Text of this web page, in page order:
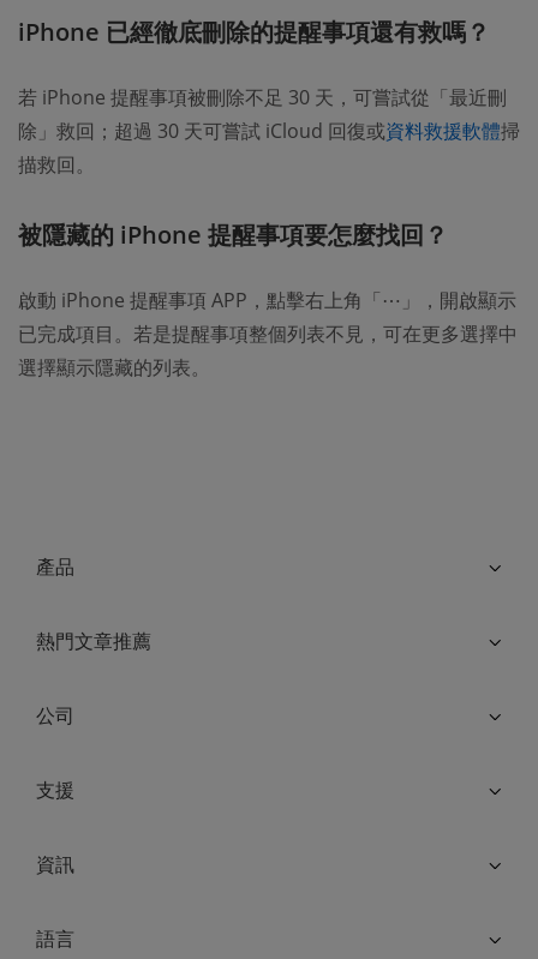
iPhone 已經徹底刪除的提醒事項還有救嗎？
若 iPhone 提醒事項被刪除不足 30 天，可嘗試從「最近刪
除」救回；超過 30 天可嘗試 iCloud 回復或資料救援軟體掃
描救回。
被隱藏的 iPhone 提醒事項要怎麼找回？
啟動 iPhone 提醒事項 APP，點擊右上角「⋯」，開啟顯示
已完成項目。若是提醒事項整個列表不見，可在更多選擇中
選擇顯示隱藏的列表。
產品
熱門文章推薦
公司
支援
資訊
語言